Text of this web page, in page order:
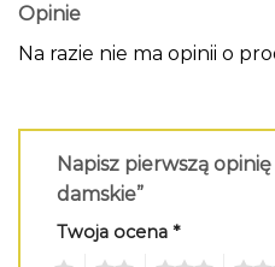
Opinie
Na razie nie ma opinii o
Napisz pierwszą
damskie”
Twoja ocena *